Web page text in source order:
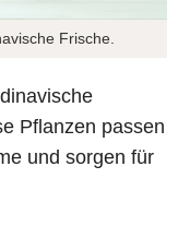
Frische.
Pflanzen passen
und sorgen für